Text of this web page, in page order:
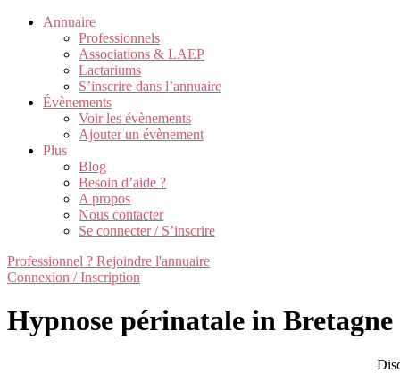
Annuaire
Professionnels
Associations & LAEP
Lactariums
S’inscrire dans l’annuaire
Évènements
Voir les évènements
Ajouter un évènement
Plus
Blog
Besoin d’aide ?
A propos
Nous contacter
Se connecter / S’inscrire
Professionnel ? Rejoindre l'annuaire
Connexion / Inscription
Hypnose périnatale in Bretagne